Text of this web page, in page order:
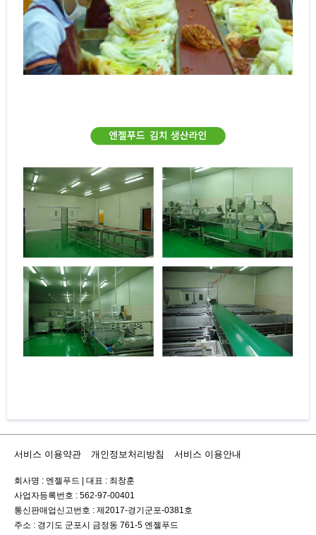
서비스 이용약관 개인정보처리방침 서비스 이용안내
회사명 : 엔젤푸드
대표 : 최창훈
사업자등록번호 : 562-97-00401
통신판매업신고번호 : 제2017-경기군포-0381호
주소 : 경기도 군포시 금정동 761-5 엔젤푸드